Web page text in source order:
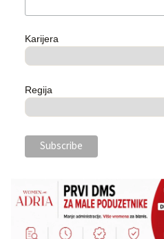
Karijera
Regija